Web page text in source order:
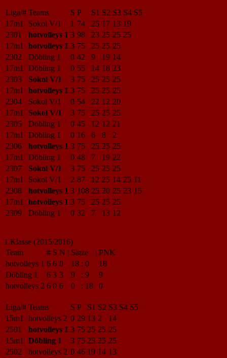
Liga/# Teams S P S1 S2 S3 S4 S5
17m1
Sokol V/1 1 74 25 17 13 19
2301
hotvolleys 1 3 98 23 25 25 25
17m1
hotvolleys 1 3 75 25 25 25
2302
Döbling 1 0 42 9 19 14
17m1
Döbling 1 0 55 14 18 23
2303
Sokol V/1 3 75 25 25 25
17m1
hotvolleys 1 3 75 25 25 25
2304
Sokol V/1 0 54 22 12 20
17m1
Sokol V/1 3 75 25 25 25
2305
Döbling 1 0 45 12 12 21
17m1
Döbling 1 0 16 6 8
2
2306
hotvolleys 1 3 75 25 25 25
17m1
Döbling 1 0 48 7 19 22
2307
Sokol V/1 3 75 25 25 25
17m1
Sokol V/1 2 87 12 25 14 25 11
2308
hotvolleys 1 3 108 25 20 25 23 15
17m1
hotvolleys 1 3 75 25 25 25
2309
Döbling 1 0 32 7 13 12
1.Klasse (2015/2016)
Team
# S N | Sätze | PNK
hotvolleys 1 6 6 0 18 : 0
18
Döbling 1
6 3 3 9 : 9
9
hotvolleys 2 6 0 6 0 : 18 0
Liga/# Teams S P S1 S2 S3 S4 S5
15m1
hotvolleys 2 0 29 13 2
14
2501
hotvolleys 1 3 75 25 25 25
15m1
Döbling 1 3 75 25 25 25
2502
hotvolleys 2 0 46 19 14 13